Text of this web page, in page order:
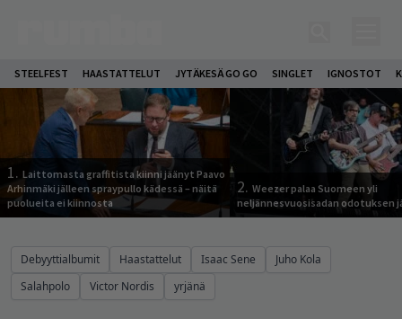
STEELFEST HAASTATTELUT JYTÄKESÄ GO GO SINGLET IGNOSTOT
1. Laittomasta graffitista kiinni jäänyt Paavo
Arhinmäki jälleen spraypullo kädessä – näitä
puolueita ei kiinnosta
2. Weezer palaa Suomeen yli
neljännesvuosisadan odotuksen
Debyyttialbumit Haastattelut Isaac Sene
Juho Kola
Salahpolo
Victor Nordis yrjänä